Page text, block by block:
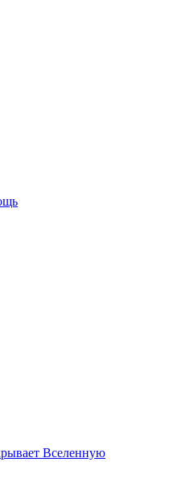
Вселенную